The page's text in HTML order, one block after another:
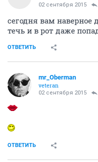
02 сентября 2015
сегодня вам наверное
течь и в рот даже
ОТВЕТИТЬ
mr_Oberman
veteran
02 сентября 2015
ОТВЕТИТЬ